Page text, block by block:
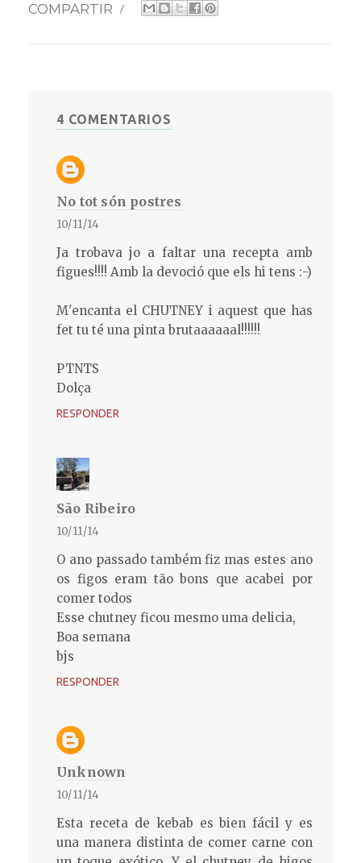
COMPARTIR /
4 COMENTARIOS
No tot són postres
10/11/14
Ja trobava jo a faltar una recepta amb
figues!!!! Amb la devoció que els hi tens :-)
M'encanta el CHUTNEY i aquest que has
fet tu té una pinta brutaaaaaal!!!!!!
PTNTS
Dolça
RESPONDER
São Ribeiro
10/11/14
O ano passado também fiz mas estes ano
os figos eram tão bons que acabei por
comer todos
Esse chutney ficou mesmo uma delicia,
Boa semana
bjs
RESPONDER
Unknown
10/11/14
Esta receta de kebab es bien fácil y es
una manera distinta de comer carne con